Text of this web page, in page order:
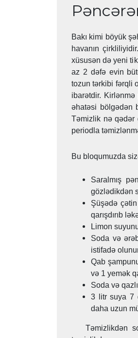
Bakı kimi böyük
havanın
xüsusən də yeni
az 2 dəfə evin
tozun tərkibi fərqli
ibarətdir.
əhatəsi bölgədən
Təmizlik nə qədər
periodla
Bu bloqumuzda
Saralmış
gözlədikdən
Şüşədə
qarışdırıb
Limon
Soda və
istifadə
Qab
və 1 yemək
Soda və
3 litr suya 7
daha uzun
Təmizlikdən